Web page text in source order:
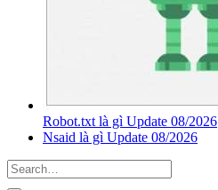
Robot.txt là gì Update 08/2026
Nsaid là gì Update 08/2026